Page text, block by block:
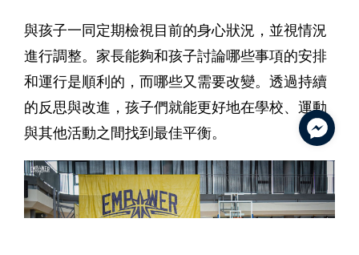
與孩子一同定期檢視目前的身心狀況，並視情況
進行調整。家長能夠和孩子討論哪些事項的安排
和運行是順利的，而哪些又需要改變。透過持續
的反思與改進，孩子們就能更好地在學校、運動
與其他活動之間找到最佳平衡。